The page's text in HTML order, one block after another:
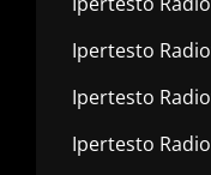
Ipertesto
Ipertesto
Ipertesto